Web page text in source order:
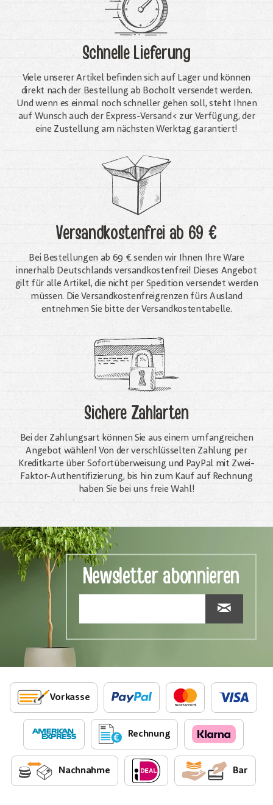
Schnelle Lieferung
Viele unserer Artikel befinden sich auf Lager und können
direkt nach der Bestellung ab Bocholt versendet werden.
Und wenn es einmal noch schneller gehen soll, steht Ihnen
auf Wunsch auch der Express-Versand< zur Verfügung, der
eine Zustellung am nächsten Werktag garantiert!
Versandkostenfreiab 69 €
Bei Bestellungen ab 69 € senden wir Ihnen Ihre Ware
innerhalb Deutschlands versandkostenfrei! Dieses Angebot
gilt für alle Artikel, die nicht per Spedition versendet werden
müssen. Die Versandkosten­freigrenzen fürs Ausland
entnehmen Sie bitte der Versandkostentabelle.
Sichere Zahlarten
Bei der Zahlungsart können Sie aus einem umfangreichen
Angebot wählen! Von der verschlüsselten Zahlung per
Kreditkarte über Sofortüberweisung und PayPal mit Zwei-
Faktor-Authentifizierung, bis hin zum Kauf auf Rechnung
haben Sie bei uns freie Wahl!
Newsletter abonnieren
Vorkasse
Rechnung
Nachnahme Bar